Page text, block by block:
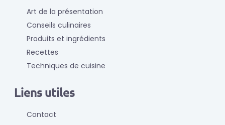
Art de la présentation
Conseils culinaires
Produits et ingrédients
Recettes
Techniques de cuisine
Liens utiles
Contact